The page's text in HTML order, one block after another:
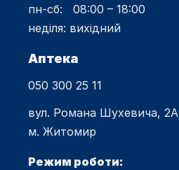
пн-сб: 08:00 – 18:00
неділя: вихідний
Аптека
050 300 25 11
вул. Романа Шухевича, 2А
м. Житомир
Режим роботи: